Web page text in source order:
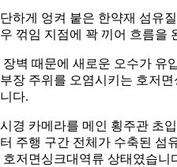
하게 엉켜 붙은 한약재 섬유
꺾임 지점에 꽉 끼어 흐름을
장벽 때문에 새로운 오수가 유
장 주위를 오염시키는 호저
다.
경 카메라를 메인 횡주관 초
주행 구간 전체가 수축된 섬
호저면싱크대역류 상태였습니